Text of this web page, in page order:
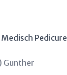
Pedicure
Gunther